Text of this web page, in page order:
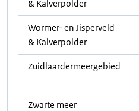
& Kalverpolder
Wormer- en Jisperveld
& Kalverpolder
Zuidlaardermeergebied
Zwarte meer